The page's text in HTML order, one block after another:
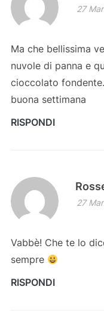
27
Ma che bellissima
nuvole di panna e
cioccolato
buona settimana
RISPONDI
27
Vabbè! Che te lo
sempre
RISPONDI